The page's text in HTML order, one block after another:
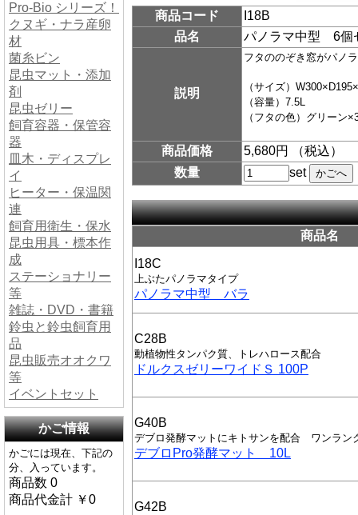
Pro-Bio シリーズ！
クヌギ・ナラ産卵
材
菌糸ビン
昆虫マット・添加
剤
昆虫ゼリー
飼育容器・保管容
器
皿木・ディスプレ
イ
ヒーター・保温関
連
飼育用衛生・保水
昆虫用具・標本作
成
ステーショナリー
等
雑誌・DVD・書籍
鈴虫と鈴虫飼育用
品
昆虫販売オオクワ
等
イベントセット
かご情報
かごには現在、下記の
分、入っています。
商品数 0
商品代金計 ￥0
商品コード
I18B
品名
パノラマ中型 6個
説明
フタののぞき窓がパノ
（サイズ）
（容量）7.5L
（フタの色）グリーン
商品価格
5,680円 （税込）
数量
set
商品名
I18C
上ぶたパノラマタイプ
パノラマ中型 バラ
C28B
動植物性タンパク質、トレハロース配合
ドルクスゼリーワイドＳ 100P
G40B
デブロ発酵マットにキトサンを配合 ワンラン
デブロPro発酵マット 10L
G42B